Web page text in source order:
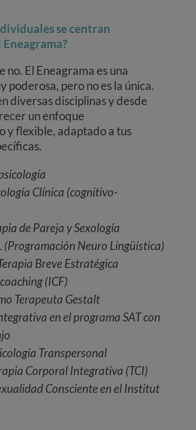
se centran
no. El Eneagrama es una
poderosa, pero no es la única.
diversas disciplinas y desde
un enfoque
y flexible, adaptado a tus
Clínica (cognitivo-
de Pareja y Sexología
(Programación Neuro Lingüística)
Breve Estratégica
(ICF)
Terapeuta Gestalt
en el programa SAT con
Transpersonal
Corporal Integrativa (TCI)
Consciente en el Institut